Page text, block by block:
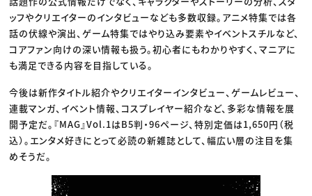
ッフやクリエイターのインタビューなども多数収録。アニメ特集では各
話の伏線や演出、ゲーム特集ではやり込み要素やイベントスチルなど、
コアファン向けの深い情報も扱う。初心者にもわかりやすく、マニアに
も満足できる内容を目指している。
今後は新作タイトル紹介やクリエイターインタビュー、ゲームレビュー、
連載マンガ、イベント情報、コスプレイヤー紹介など、多彩な情報を展
開予定だ。『MAG』Vol.1はB5判・96ページ、特別定価は1,650円（税
込）。エンタメ好きにとって必読の新雑誌として、幅広い層の注目を集
めそうだ。